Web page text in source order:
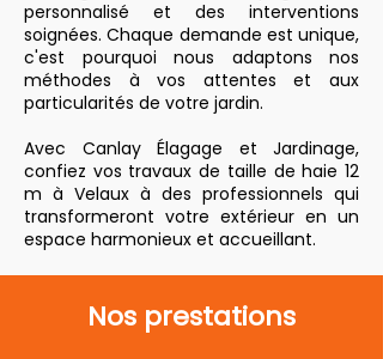
personnalisé et des interventions
soignées. Chaque demande est unique,
c'est pourquoi nous adaptons nos
méthodes à vos attentes et aux
particularités de votre jardin.
Avec Canlay Élagage et Jardinage,
confiez vos travaux de taille de haie 12
m à Velaux à des professionnels qui
transformeront votre extérieur en un
espace harmonieux et accueillant.
Nos prestations